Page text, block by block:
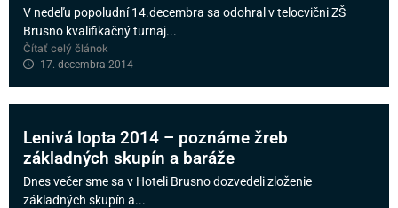
V nedeľu popoludní 14.decembra sa odohral v telocvični ZŠ
Brusno kvalifikačný turnaj...
Čítať celý článok
17. decembra 2014
Lenivá lopta 2014 – poznáme žreb
základných skupín a baráže
Dnes večer sme sa v Hoteli Brusno dozvedeli zloženie
základných skupín a...